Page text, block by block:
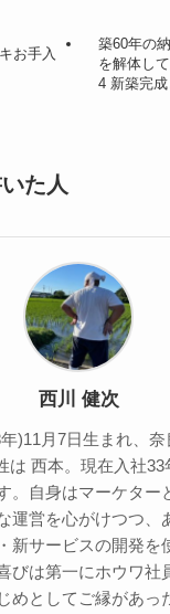
お手入
築60年の
を解体し
4 新築完
た人
西川 健次
)11月7日生まれ、
は 西本。現在入社33
。自身はマーケター
運営を心がけつつ、
新サービスの開発を
びは第一にホウワ社
めとしてご縁があっ